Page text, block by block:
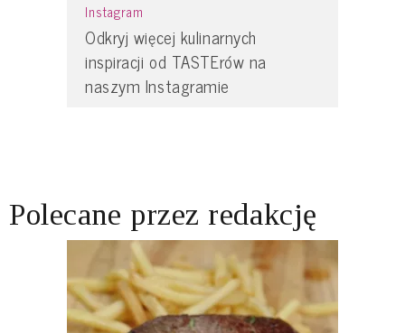
Instagram
Odkryj więcej kulinarnych
inspiracji od TASTErów na
naszym Instagramie
Polecane przez redakcję